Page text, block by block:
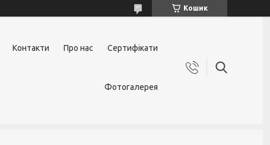
Кошик
Контакти Про нас Сертифікати
Фотогалерея